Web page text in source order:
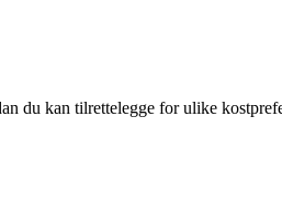
kan tilrettelegge for ulike